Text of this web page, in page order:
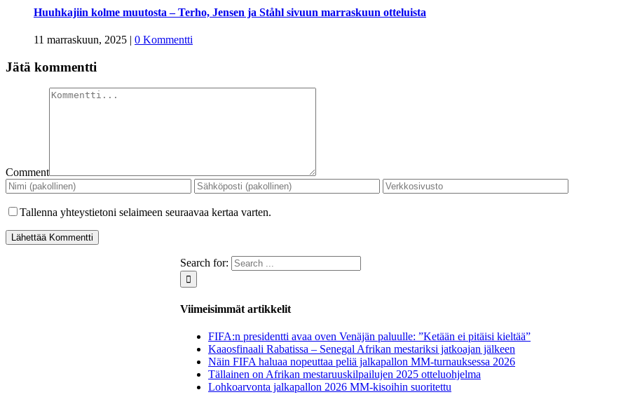
Huuhkajiin kolme muutosta – Terho, Jensen ja Ståhl sivuun marraskuun otteluista
11 marraskuun, 2025 | 0 Kommentti
Jätä kommentti
Comment
Tallenna yhteystietoni selaimeen seuraavaa kertaa varten.
Search for:
Viimeisimmät artikkelit
FIFA:n presidentti avaa oven Venäjän paluulle: ”Ketään ei pitäisi kieltää”
Kaaosfinaali Rabatissa – Senegal Afrikan mestariksi jatkoajan jälkeen
Näin FIFA haluaa nopeuttaa peliä jalkapallon MM-turnauksessa 2026
Tällainen on Afrikan mestaruuskilpailujen 2025 otteluohjelma
Lohkoarvonta jalkapallon 2026 MM-kisoihin suoritettu